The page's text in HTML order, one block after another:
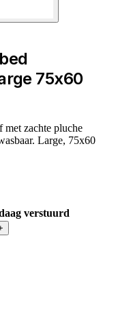
75x60
met zachte pluche
Large, 75x60
verstuurd